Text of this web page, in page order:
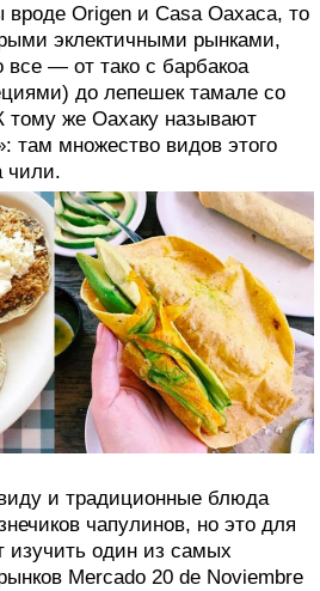
вроде Origen и Casa Oaxaca, то
эклектичными рынками,
все — от тако с барбакоа
до лепешек тамале со
тому же Оахаку называют
там множество видов этого
чили.
и традиционные блюда
чапулинов, но это для
один из самых
Mercado 20 de Noviembre